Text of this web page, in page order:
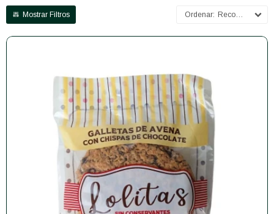
Recomendados